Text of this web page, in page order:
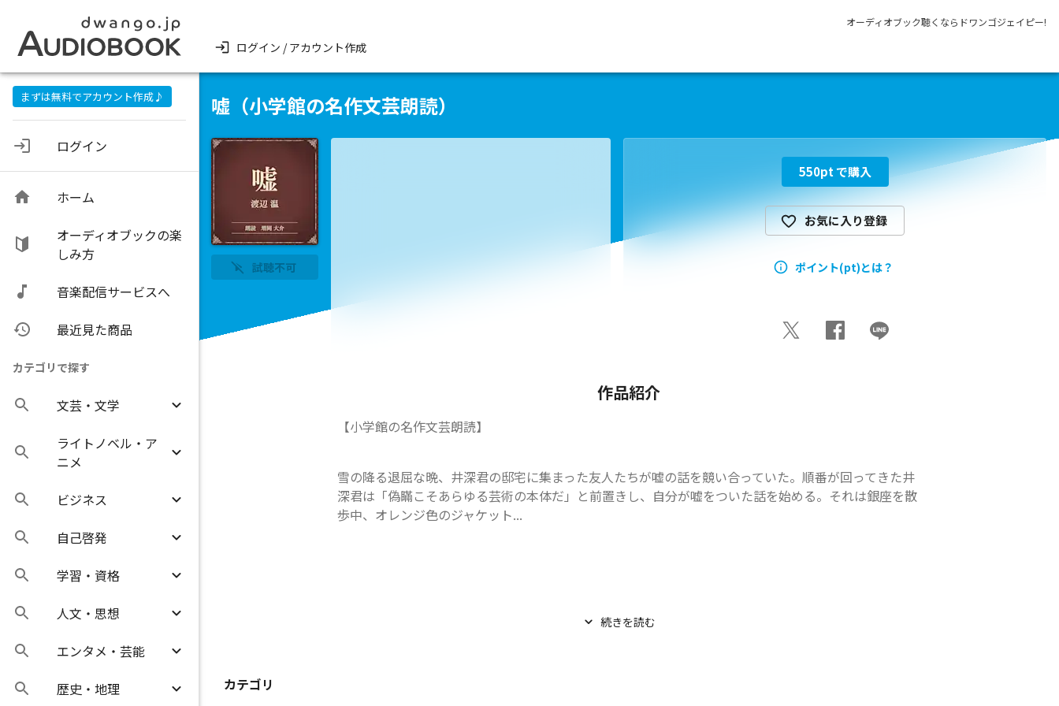
オーディオブック聴くならドワンゴジェイピー!
ログイン / アカウント作成
まずは無料でアカウント作成♪
ログイン
ホーム
オーディオブックの楽
しみ方
音楽配信サービスへ
最近見た商品
カテゴリで探す
文芸・文学
ライトノベル・ア
ニメ
ビジネス
自己啓発
学習・資格
人文・思想
エンタメ・芸能
歴史・地理
嘘（小学館の名作文芸朗読）
試聴不可
550pt で購入
お気に入り登録
ポイント(pt)とは？
作品紹介
【小学館の名作文芸朗読】
雪の降る退屈な晩、井深君の邸宅に集まった友人たちが嘘の話を競い合っていた。順番が回ってきた井
深君は「偽瞞こそあらゆる芸術の本体だ」と前置きし、自分が嘘をついた話を始める。それは銀座を散
歩中、オレンジ色のジャケット...
続きを読む
カテゴリ